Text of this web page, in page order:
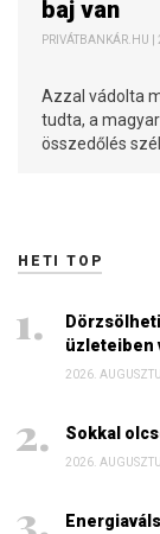
baj van
PRIVÁTBANKÁR.HU
Azzal vádolta
tudta, a
összedőlés
HETI TOP
üzleteiben
2026.
Sokkal
2026.